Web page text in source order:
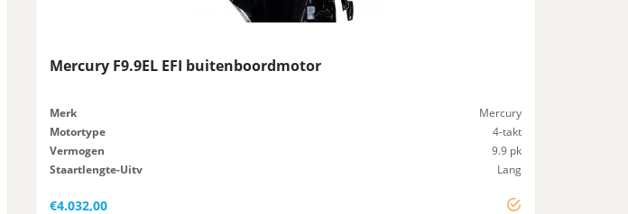
Mercury F9.9EL EFI buitenboordmotor
Merk
Mercury
Motortype
4-takt
Vermogen
9.9 pk
Staartlengte-Uitv
Lang
€4.032,00